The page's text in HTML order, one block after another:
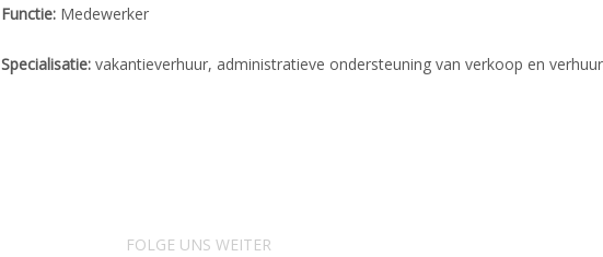
Functie: Medewerker
Specialisatie: vakantieverhuur, administratieve ondersteuning van verkoop en
FOLGE UNS WEITER